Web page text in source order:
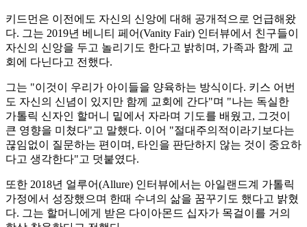
키드먼은 이전에도 자신의 신앙에 대해 공개적으로 언급해왔
다. 그는 2019년 베니티 페어(Vanity Fair) 인터뷰에서 친구들이
자신의 신앙을 두고 놀리기도 한다고 밝히며, 가족과 함께 교
회에 다닌다고 전했다.
그는 "이것이 우리가 아이들을 양육하는 방식이다. 키스 어번
도 자신의 신념이 있지만 함께 교회에 간다"며 "나는 독실한
가톨릭 신자인 할머니 밑에서 자라며 기도를 배웠고, 그것이
큰 영향을 미쳤다"고 말했다. 이어 "절대주의적이라기보다는
끊임없이 질문하는 편이며, 타인을 판단하지 않는 것이 중요하
다고 생각한다"고 덧붙였다.
또한 2018년 얼루어(Allure) 인터뷰에서는 아일랜드계 가톨릭
가정에서 성장했으며 한때 수녀의 삶을 꿈꾸기도 했다고 밝혔
다. 그는 할머니에게 받은 다이아몬드 십자가 목걸이를 거의